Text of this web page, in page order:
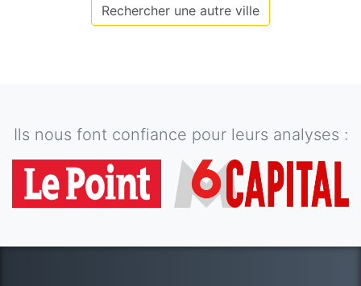
Rechercher une autre ville
Ils nous font confiance pour leurs analyses :